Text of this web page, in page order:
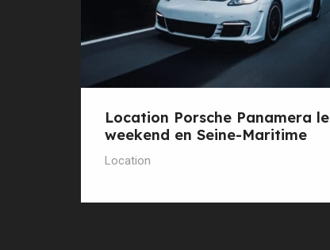
Location Porsche Panamera le
weekend en Seine-Maritime
Location